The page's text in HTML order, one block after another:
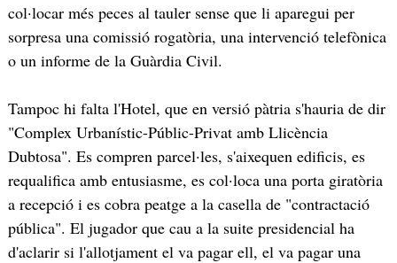
col·locar més peces al tauler sense que li aparegui per
sorpresa una comissió rogatòria, una intervenció telefònica
o un informe de la Guàrdia Civil.
Tampoc hi falta l'Hotel, que en versió pàtria s'hauria de dir
"Complex Urbanístic-Públic-Privat amb Llicència
Dubtosa". Es compren parcel·les, s'aixequen edificis, es
requalifica amb entusiasme, es col·loca una porta giratòria
a recepció i es cobra peatge a la casella de "contractació
pública". El jugador que cau a la suite presidencial ha
d'aclarir si l'allotjament el va pagar ell, el va pagar una